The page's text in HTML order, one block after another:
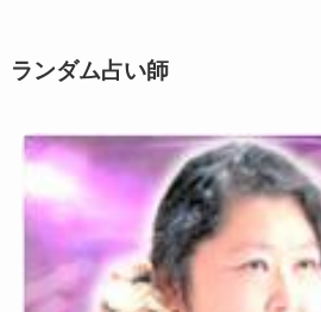
ン
ランダム占い師